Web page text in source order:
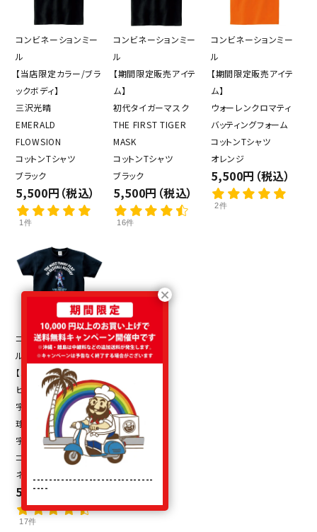
コンビネーションミー
ル
【当店限定カラー/ブラ
ックボディ】
三沢光晴
EMERALD
FLOWSION
コットンTシャツ
ブラック
5,500円（税込）
1件
コンビネーションミー
ル
【期間限定販売アイテ
ム】
初代タイガーマスク
THE FIRST TIGER
MASK
コットンTシャツ
ブラック
5,500円（税込）
16件
コンビネーションミー
ル
【期間限定販売アイテ
ム】
ウォーレンクロマティ
バッティングフォーム
コットンTシャツ
オレンジ
5,500円（税込）
2件
コンビネーションミー
ル
【当店限定カラー/ネイ
ビーボディ】
宇野勝
球史に残る珍プレー
宇野ヘディング事件
コットンTシャツ
ネイビー
5,500円（税込）
17件
------------------------------
----